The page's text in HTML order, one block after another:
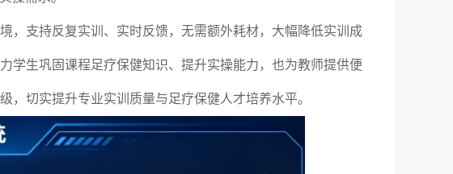
，支持反复实训、实时反馈，无需额外耗材，大幅降低实训成
学生巩固课程足疗保健知识、提升实操能力，也为教师提供便
切实提升专业实训质量与足疗保健人才培养水平。